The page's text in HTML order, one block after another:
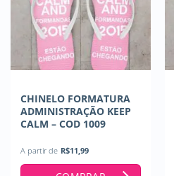
CHINELO FORMATURA
ADMINISTRAÇÃO KEEP
CALM – COD 1009
A partir de R$11,99